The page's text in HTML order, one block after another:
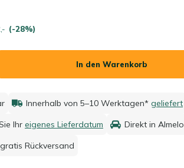
(-28%)
In den Warenkorb
Innerhalb von 5–10 Werktagen* geliefert
Ihr eigenes Lieferdatum Direkt in Almelo
Rückversand